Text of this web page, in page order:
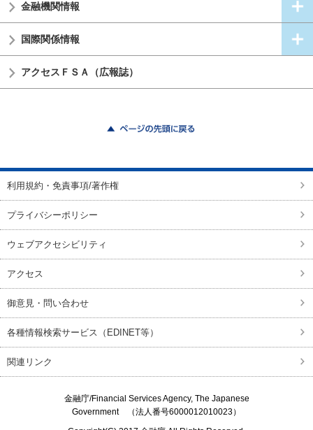
金融機関情報
国際関係情報
アクセスＦＳＡ（広報誌）
利用規約・免責事項/著作権
プライバシーポリシー
ウェブアクセシビリティ
アクセス
御意見・問い合わせ
各種情報検索サービス（EDINET等）
関連リンク
金融庁/Financial Services Agency, The Japanese
Government（法人番号6000012010023）